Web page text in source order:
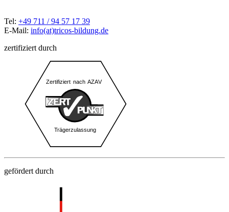
Tel: +49 711 / 94 57 17 39
E-Mail: info(at)tricos-bildung.de
zertifiziert durch
gefördert durch